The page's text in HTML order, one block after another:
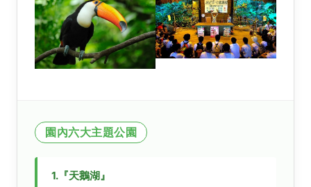
園內六大主題公園
1.『天鵝湖』